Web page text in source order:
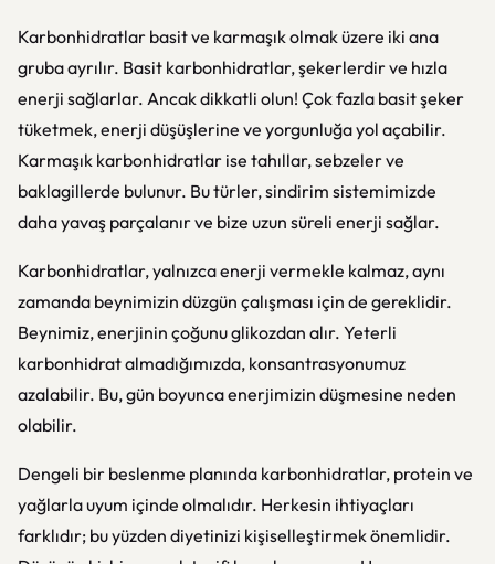
Karbonhidratlar basit ve karmaşık olmak üzere iki ana
gruba ayrılır. Basit karbonhidratlar, şekerlerdir ve hızla
enerji sağlarlar. Ancak dikkatli olun! Çok fazla basit şeker
tüketmek, enerji düşüşlerine ve yorgunluğa yol açabilir.
Karmaşık karbonhidratlar ise tahıllar, sebzeler ve
baklagillerde bulunur. Bu türler, sindirim sistemimizde
daha yavaş parçalanır ve bize uzun süreli enerji sağlar.
Karbonhidratlar, yalnızca enerji vermekle kalmaz, aynı
zamanda beynimizin düzgün çalışması için de gereklidir.
Beynimiz, enerjinin çoğunu glikozdan alır. Yeterli
karbonhidrat almadığımızda, konsantrasyonumuz
azalabilir. Bu, gün boyunca enerjimizin düşmesine neden
olabilir.
Dengeli bir beslenme planında karbonhidratlar, protein ve
yağlarla uyum içinde olmalıdır. Herkesin ihtiyaçları
farklıdır; bu yüzden diyetinizi kişiselleştirmek önemlidir.